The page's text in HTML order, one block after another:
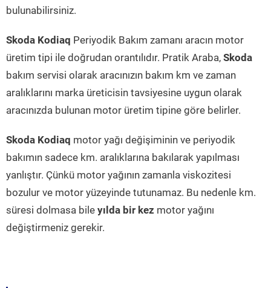
bulunabilirsiniz.
Skoda Kodiaq Periyodik Bakım zamanı aracın motor
üretim tipi ile doğrudan orantılıdır. Pratik Araba, Skoda
bakım servisi olarak aracınızın bakım km ve zaman
aralıklarını marka üreticisin tavsiyesine uygun olarak
aracınızda bulunan motor üretim tipine göre belirler.
Skoda Kodiaq motor yağı değişiminin ve periyodik
bakımın sadece km. aralıklarına bakılarak yapılması
yanlıştır. Çünkü motor yağının zamanla viskozitesi
bozulur ve motor yüzeyinde tutunamaz. Bu nedenle km.
süresi dolmasa bile yılda bir kez motor yağını
değiştirmeniz gerekir.